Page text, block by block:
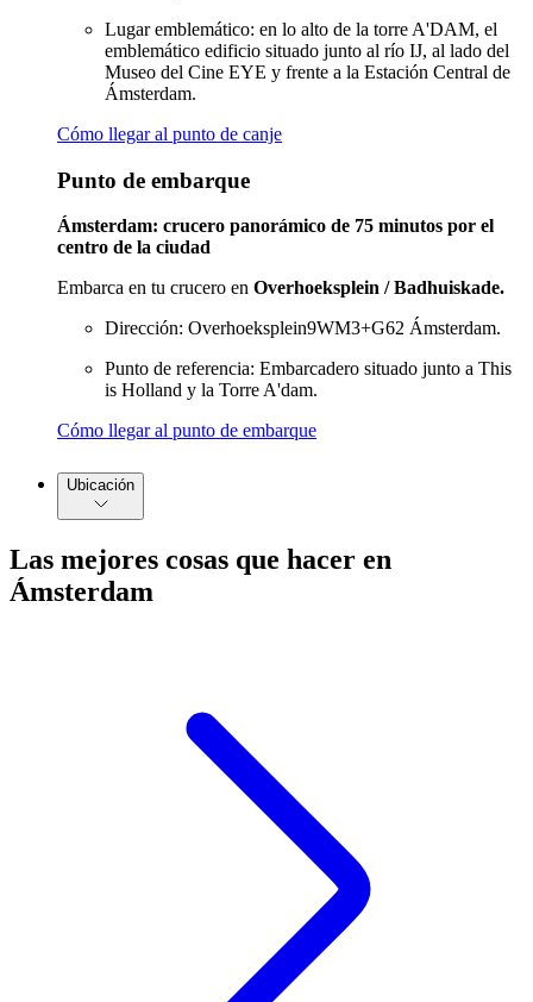
Lugar emblemático: en lo alto de la torre A'DAM, el
emblemático edificio situado junto al río IJ, al lado del
Museo del Cine EYE y frente a la Estación Central de
Ámsterdam.
Cómo llegar al punto de canje
Punto de embarque
Ámsterdam: crucero panorámico de 75 minutos por el
centro de la ciudad
Embarca en tu crucero en Overhoeksplein / Badhuiskade.
Dirección: Overhoeksplein9WM3+G62 Ámsterdam.
Punto de referencia: Embarcadero situado junto a This
is Holland y la Torre A'dam.
Cómo llegar al punto de embarque
Ubicación
Las mejores cosas que hacer en
Ámsterdam